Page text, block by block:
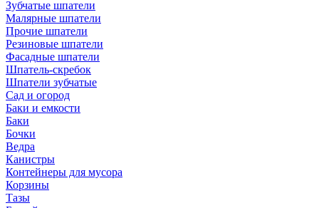
Зубчатые шпатели
Малярные шпатели
Прочие шпатели
Резиновые шпатели
Фасадные шпатели
Шпатель-скребок
Шпатели зубчатые
Сад и огород
Баки и емкости
Баки
Бочки
Ведра
Канистры
Контейнеры для мусора
Корзины
Тазы